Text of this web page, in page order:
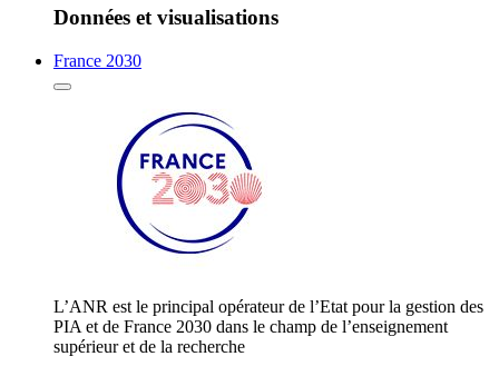
Données et visualisations
France 2030
L’ANR est le principal opérateur de l’Etat pour la gestion des
PIA et de France 2030 dans le champ de l’enseignement
supérieur et de la recherche